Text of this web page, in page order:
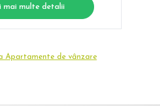
mai multe detalii
Apartamente de vânzare